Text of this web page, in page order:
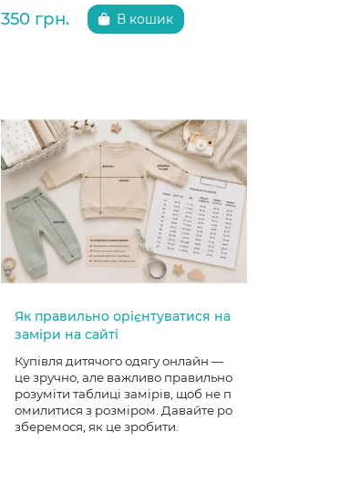
350 грн. В кошик
Як правильно орієнтуватися на
заміри на сайті
Купівля дитячого одягу онлайн —
це зручно, але важливо правильно
розуміти таблиці замірів, щоб не п
омилитися з розміром. Давайте ро
зберемося, як це зробити.